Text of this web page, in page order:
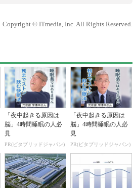
Copyright © ITmedia, Inc. All Rights Reserved.
「夜中起きる原因は
脳」4時間睡眠の人必
見
PR(ビタブリッドジャパン)
「夜中起きる原因は
脳」4時間睡眠の人必
見
PR(ビタブリッドジャパン)